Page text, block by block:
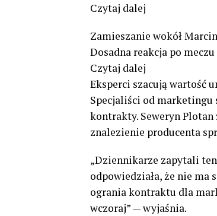
Czytaj dalej
Zamieszanie wokół
Dosadna reakcja po meczu
Czytaj dalej
Eksperci szacują wartość
Specjaliści od marketingu
kontrakty. Seweryn
znalezienie producenta
„Dziennikarze zapytali
odpowiedziała, że nie ma
ogrania kontraktu dla
wczoraj” — wyjaśnia.